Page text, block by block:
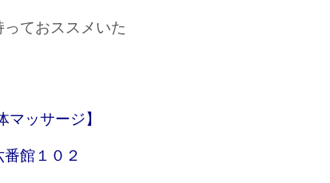
ておススメいた
ッサージ】
館１０２